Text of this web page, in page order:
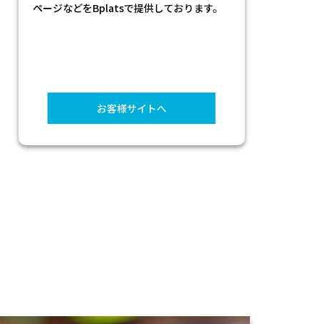
し、サブスクリプションの管理を自動化す
お客様サイトへ